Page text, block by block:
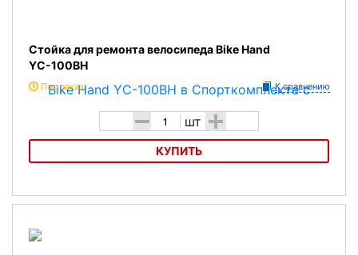
Стойка для ремонта велосипеда Bike Hand
YС-100BH
Под заказ К сравнению
- шт +
КУПИТЬ
Стойка для ремонта велосипеда Bike Hand YС-100BH